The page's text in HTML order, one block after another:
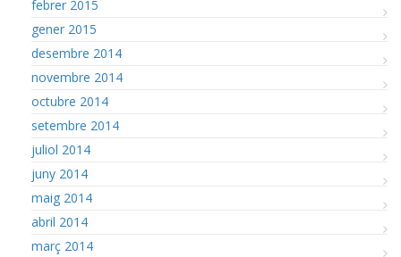
febrer 2015
gener 2015
desembre 2014
novembre 2014
octubre 2014
setembre 2014
juliol 2014
juny 2014
maig 2014
abril 2014
març 2014